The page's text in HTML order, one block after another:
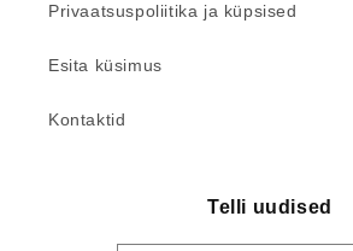
Privaatsuspoliitika ja küpsised
Esita küsimus
Kontaktid
Telli uudised